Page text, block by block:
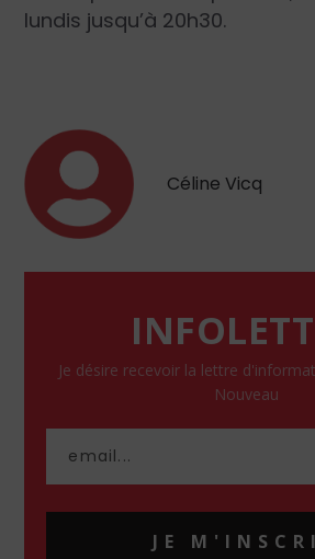
lundis jusqu’à 20h30.
Céline Vicq
Je désire recevoir la lettre
Nouveau
JE